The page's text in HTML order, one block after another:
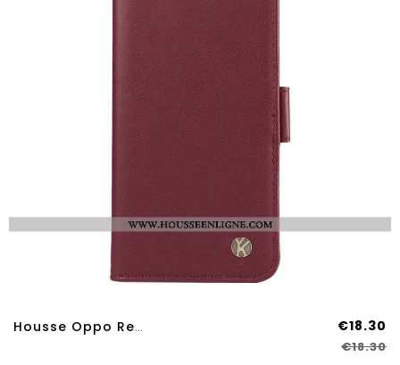
Housse Oppo Reno 14 Pro 5G YIKATU €18.30
€18.30